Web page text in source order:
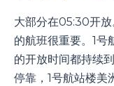
大部分在05:30开
的航班很重要。1
的开放时间都持续
停靠，1号航站楼美